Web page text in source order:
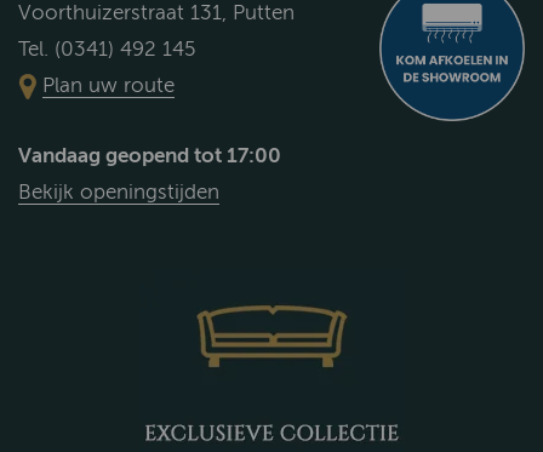
Voorthuizerstraat 131, Putten
Tel. (0341) 492 145
Plan uw route
Vandaag geopend tot 17:00
Bekijk openingstijden